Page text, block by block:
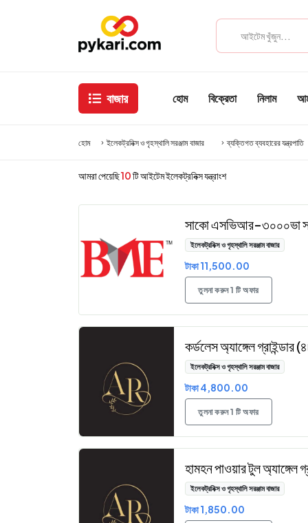
বাজার হোম বিক্রেতা নিলাম
হোম ইলেকট্রনিক্স ও গৃহস্থালি সরঞ্জাম বাজার ব্যক্তিগত ব্যবহারের যন্ত্রপাতি
আমরা পেয়েছি10টি আইটেম ইলেকট্রনিক্স যন্ত্রাংশ
সাকো এসভিআর-৩০০০ভা
ইলেকট্রনিক্স ও গৃহস্থালি সরঞ্জাম বাজার
টাকা 11,500.00
তুলনা করুন 1 টি অফার
কর্ডলেস অ্যাঙ্গেল গ্রাইন্ডার
ইলেকট্রনিক্স ও গৃহস্থালি সরঞ্জাম বাজার
টাকা 4,800.00
তুলনা করুন 1 টি অফার
হামহন পাওয়ার টুল অ্যাঙ্গেল
ইলেকট্রনিক্স ও গৃহস্থালি সরঞ্জাম বাজার
টাকা 1,850.00